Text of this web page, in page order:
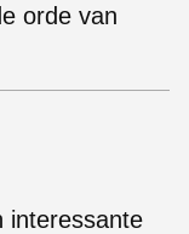
orde van
interessante